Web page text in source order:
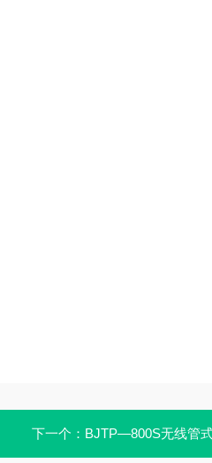
下一个： BJTP—800S无线管